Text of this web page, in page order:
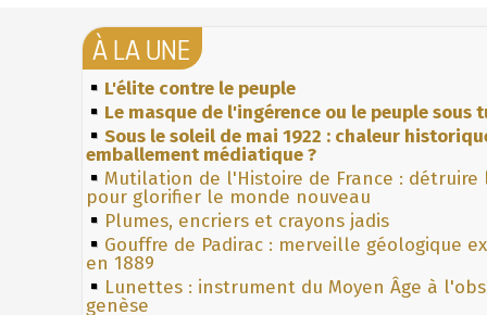
À LA UNE
L'élite contre le peuple
Le masque de l'ingérence ou le peuple sous
Sous le soleil de mai 1922 : chaleur
emballement médiatique ?
Mutilation de l'Histoire de France : détruire
pour glorifier le monde nouveau
Plumes, encriers et crayons jadis
Gouffre de Padirac : merveille géologique
en 1889
Lunettes : instrument du Moyen Âge à
genèse